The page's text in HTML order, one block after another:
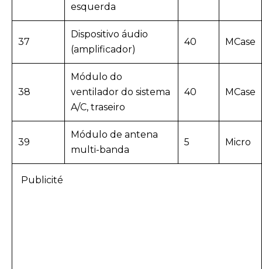
esquerda
37
Dispositivo áudio
(amplificador)
40 MCase
38
Módulo do
ventilador do sistema
A/C, traseiro
40 MCase
39
Módulo de antena
multi-banda
5 Micro
Publicité